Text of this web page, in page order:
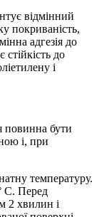
відмінний
покриваність,
адгезія до
до
і
повинна бути
і, при
температуру.
C. Перед
2 хвилин і